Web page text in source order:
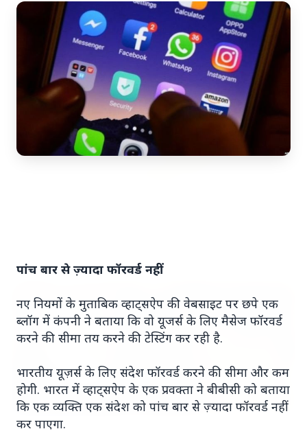
TOP STORIES
20 May 2026
पांच बार से ज़्यादा फॉरवर्ड नहीं
नए नियमों के मुताबिक व्हाट्सऐप की वेबसाइट पर छपे एक
ब्लॉग में कंपनी ने बताया कि वो यूजर्स के लिए मैसेज फॉरवर्ड
करने की सीमा तय करने की टेस्टिंग कर रही है.
भारतीय यूज़र्स के लिए संदेश फॉरवर्ड करने की सीमा और कम
होगी. भारत में व्हाट्सऐप के एक प्रवक्ता ने बीबीसी को बताया
कि एक व्यक्ति एक संदेश को पांच बार से ज़्यादा फॉरवर्ड नहीं
कर पाएगा.